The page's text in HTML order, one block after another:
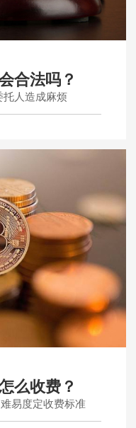
合法吗？
托人造成麻烦
么收费？
易度定收费标准